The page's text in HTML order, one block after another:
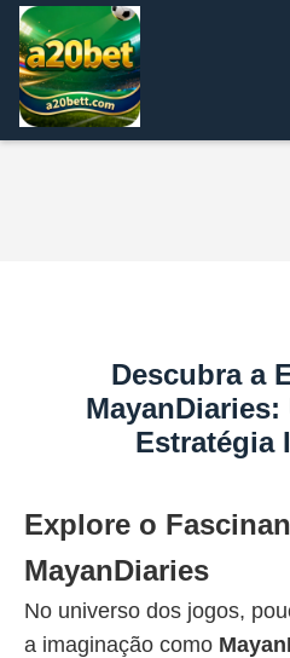
Descubra a
Estratégia
Explore o
MayanDiaries
No universo dos jogos,
a imaginação como